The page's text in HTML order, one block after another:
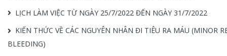
LỊCH LÀM VIỆC TỪ NGÀY 25/7/2022 ĐẾN NGÀY 31/7/2022
KIẾN THỨC VỀ CÁC NGUYÊN NHÂN ĐI TIÊU RA MÁU (MINOR
BLEEDING)